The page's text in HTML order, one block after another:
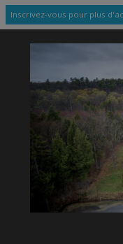
Inscrivez-vous pour plus